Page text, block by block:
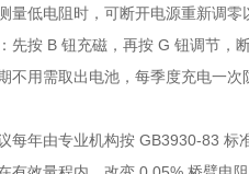
量低电阻时，可断开电源重新调零
先按 B 钮充磁，再按 G 钮调节，
不用需取出电池，每季度充电一次
每年由专业机构按 GB3930-83 标